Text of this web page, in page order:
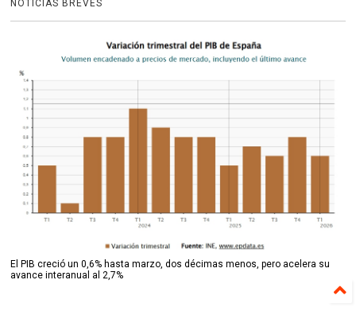
NOTICIAS BREVES
El PIB creció un 0,6% hasta marzo, dos décimas menos, pero acelera su
avance interanual al 2,7%